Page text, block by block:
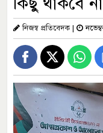
নিজস্ব প্রতিবেদক|